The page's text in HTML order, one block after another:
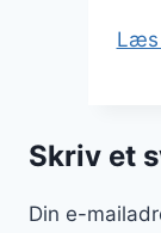
Læs
Skriv et
Din e-